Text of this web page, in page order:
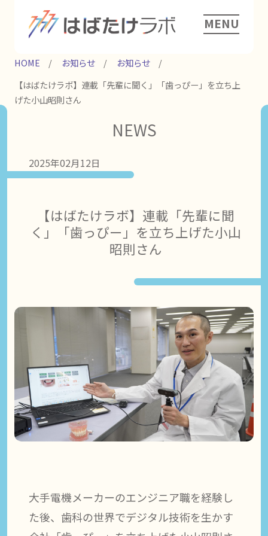
MENU
HOME お知らせ
お知らせ
【はばたけラボ】連載「先輩に聞く」「歯っぴー」を立ち上
げた小山昭則さん
NEWS
2025年02月12日
【はばたけラボ】連載「先輩に聞
く」「歯っぴー」を立ち上げた小山
昭則さん
大手電機メーカーのエンジニア職を経験し
た後、歯科の世界でデジタル技術を生かす